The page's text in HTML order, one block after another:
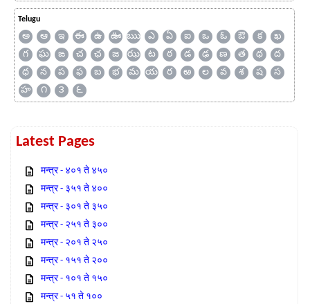
Telugu
అ ఆ ఇ ఈ ఉ ఊ ఋ ఎ ఏ ఐ ఒ ఓ ఔ క
ఖ
గ
ఘ ఙ చ ఛ జ ఝ ట ఠ డ ఢ ణ త థ
ద
ధ
న ప ఫ బ భ మ య ర ఱ ల వ శ ష
స
హ
౧ ౩ ౬
Latest Pages
मन्त्र - ४०१ ते ४५०
मन्त्र - ३५१ ते ४००
मन्त्र - ३०१ ते ३५०
मन्त्र - २५१ ते ३००
मन्त्र - २०१ ते २५०
मन्त्र - १५१ ते २००
मन्त्र - १०१ ते १५०
मन्त्र - ५१ ते १००